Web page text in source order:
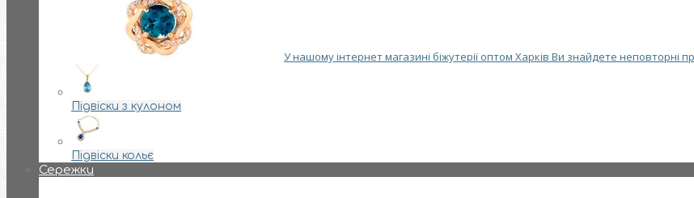
У нашому інтернет магазині біжутерії оптом Харків Ви знайдете неповторні
Підвіски з кулоном
Підвіски кольє
Сережки